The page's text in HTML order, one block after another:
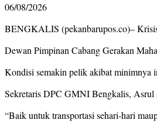
06/08/2026
BENGKALIS (pekanbarupos.co)–
Dewan Pimpinan Cabang Gerakan
Kondisi semakin pelik akibat minimnya
Sekretaris DPC GMNI Bengkalis, Asrul
“Baik untuk transportasi sehari-hari